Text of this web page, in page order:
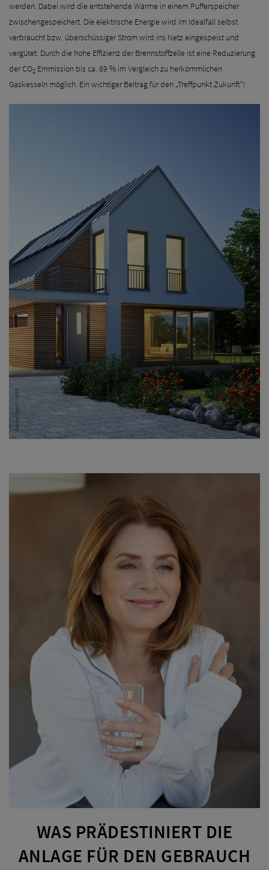
werden. Dabei wird die entstehende Wärme in einem Pufferspeicher
zwischengespeichert. Die elektrische Energie wird im Idealfall selbst
verbraucht bzw. überschüssiger Strom wird ins Netz eingespeist und
vergütet. Durch die hohe Effizienz der Brennstoffzelle ist eine Reduzierung
der CO2 Emmission bis ca. 69 % im Vergleich zu herkömmlichen
Gaskesseln möglich. Ein wichtiger Beitrag für den „Treffpunkt Zukunft“!
WAS PRÄDESTINIERT DIE
ANLAGE FÜR DEN GEBRAUCH